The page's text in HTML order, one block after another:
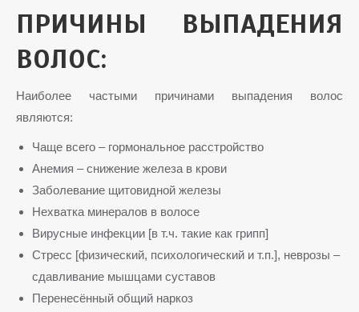
ПРИЧИНЫ ВЫПАДЕНИЯ
ВОЛОС:
Наиболее частыми причинами выпадения волос
являются:
Чаще всего – гормональное расстройство
Анемия – снижение железа в крови
Заболевание щитовидной железы
Нехватка минералов в волосе
Вирусные инфекции [в т.ч. такие как грипп]
Стресс [физический, психологический и т.п.], неврозы –
сдавливание мышцами суставов
Перенесённый общий наркоз